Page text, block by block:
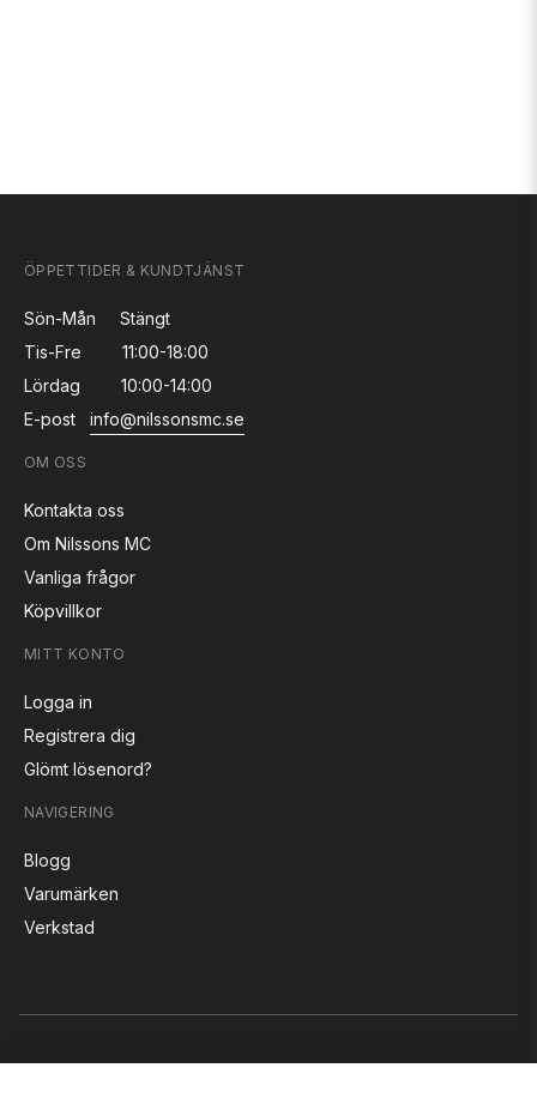
ÖPPETTIDER & KUNDTJÄNST
Sön-Mån
Stängt
Tis-Fre
11:00-18:00
Lördag
10:00-14:00
E-post
info@nilssonsmc.se
OM OSS
Kontakta oss
Om Nilssons MC
Vanliga frågor
Köpvillkor
MITT KONTO
Logga in
Registrera dig
Glömt lösenord?
NAVIGERING
Blogg
Varumärken
Verkstad